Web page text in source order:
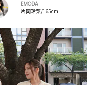
EMODA
片岡玲菜/165cm